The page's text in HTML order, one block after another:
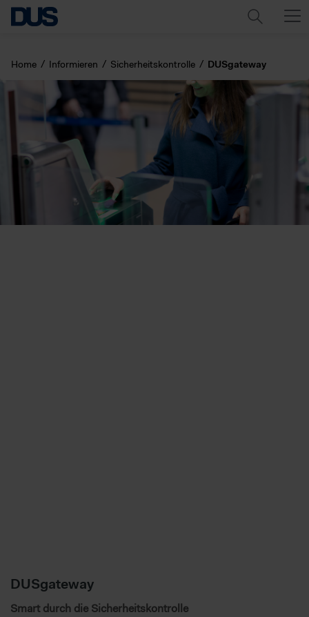
Home Informieren Sicherheitskontrolle DUSgateway
DUSgateway
Smart durch die Sicherheitskontrolle